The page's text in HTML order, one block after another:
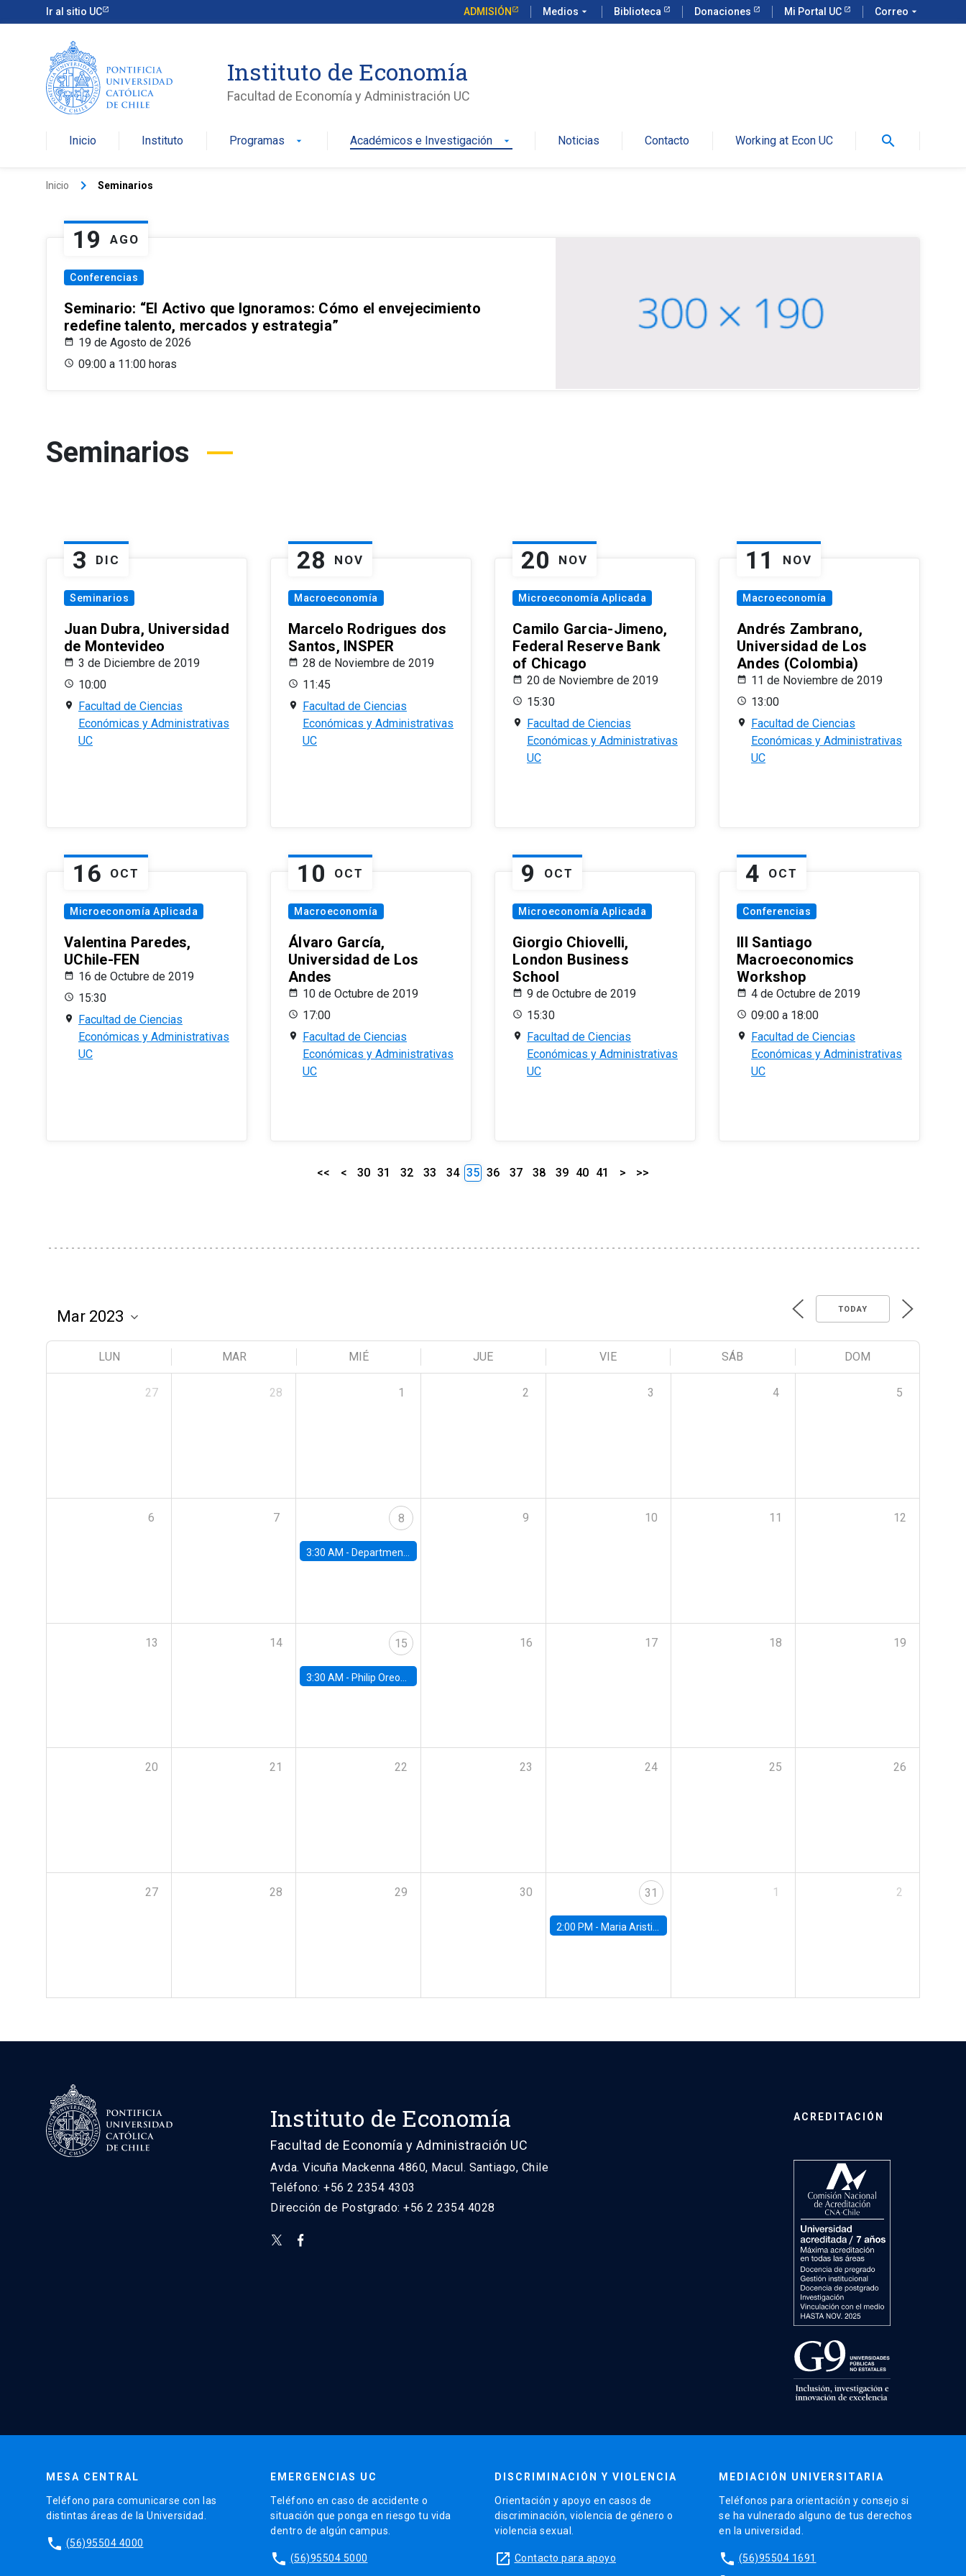
Ir al sitio UC ADMISIÓN Medios arrow_drop_down Biblioteca Donaciones Mi Portal UC Correo arrow_drop_down
Instituto de Economía
Facultad de Economía y Administración UC
Inicio Instituto Programas arrow_drop_down Académicos e Investigación arrow_drop_down Noticias Contacto Working at Econ UC search
Inicio keyboard_arrow_right Seminarios
19 AGO
Conferencias
Seminario: “El Activo que Ignoramos: Cómo el envejecimiento
redefine talento, mercados y estrategia”
19 de Agosto de 2026
09:00 a 11:00 horas
Seminarios
3 DIC
Seminarios
Juan Dubra, Universidad
de Montevideo
3 de Diciembre de 2019
10:00
Facultad de Ciencias
Económicas y Administrativas
UC
28 NOV
Macroeconomía
Marcelo Rodrigues dos
Santos, INSPER
28 de Noviembre de 2019
11:45
Facultad de Ciencias
Económicas y Administrativas
UC
20 NOV
Microeconomía Aplicada
Camilo Garcia-Jimeno,
Federal Reserve Bank
of Chicago
20 de Noviembre de 2019
15:30
Facultad de Ciencias
Económicas y Administrativas
UC
11 NOV
Macroeconomía
Andrés Zambrano,
Universidad de Los
Andes (Colombia)
11 de Noviembre de 2019
13:00
Facultad de Ciencias
Económicas y Administrativas
UC
16 OCT
Microeconomía Aplicada
Valentina Paredes,
UChile-FEN
16 de Octubre de 2019
15:30
Facultad de Ciencias
Económicas y Administrativas
UC
10 OCT
Macroeconomía
Álvaro García,
Universidad de Los
Andes
10 de Octubre de 2019
17:00
Facultad de Ciencias
Económicas y Administrativas
UC
9 OCT
Microeconomía Aplicada
Giorgio Chiovelli,
London Business
School
9 de Octubre de 2019
15:30
Facultad de Ciencias
Económicas y Administrativas
UC
4 OCT
Conferencias
III Santiago
Macroeconomics
Workshop
4 de Octubre de 2019
09:00 a 18:00
Facultad de Ciencias
Económicas y Administrativas
UC
<< < 30 31 32 33 34 35 36 37 38 39 40 41 > >>
TODAY
LUN MAR MIÉ JUE VIE SÁB DOM
27 28 1 2 3 4 5
6 7 8
3:30 AM - Department Seminar: James Robinson
9 10 11 12
13 14 15
3:30 AM - Philip Oreopolous, University of Toronto
16 17 18 19
20 21 22 23 24 25 26
27 28 29 30 31
2:00 PM - Maria Aristizabal-Ramirez, FED Board
1 2
Instituto de Economía
Facultad de Economía y Administración UC
Avda. Vicuña Mackenna 4860, Macul. Santiago, Chile
Teléfono: +56 2 2354 4303
Dirección de Postgrado: +56 2 2354 4028
ACREDITACIÓN
MESA CENTRAL
Teléfono para comunicarse con las
distintas áreas de la Universidad.
phone (56)95504 4000
EMERGENCIAS UC
Teléfono en caso de accidente o
situación que ponga en riesgo tu vida
dentro de algún campus.
phone (56)95504 5000
DISCRIMINACIÓN Y VIOLENCIA
Orientación y apoyo en casos de
discriminación, violencia de género o
violencia sexual.
launch Contacto para apoyo
MEDIACIÓN UNIVERSITARIA
Teléfonos para orientación y consejo si
se ha vulnerado alguno de tus derechos
en la universidad.
phone (56)95504 1691